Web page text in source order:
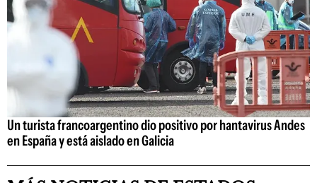
Un turista francoargentino dio positivo por hantavirus Andes
en España y está aislado en Galicia